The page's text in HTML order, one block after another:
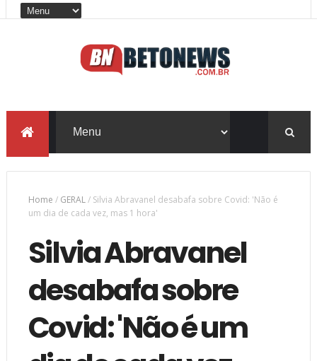
Home / GERAL/ Silvia Abravanel desabafa sobre Covid: 'Não é
um dia de cada vez, mas 1 hora'
Silvia Abravanel
desabafa sobre
Covid: 'Não é um